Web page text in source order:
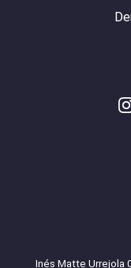
Inés Matte Urrejola